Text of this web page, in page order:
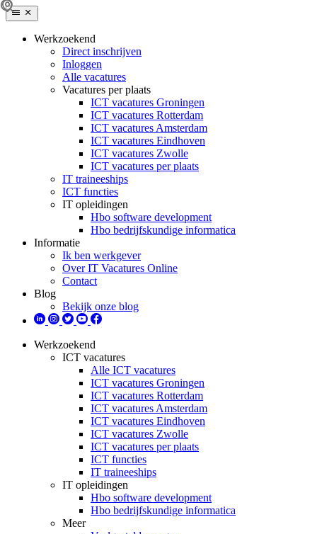
Werkzoekend
Direct inschrijven
Inloggen
Alle vacatures
Vacatures per plaats
ICT vacatures Groningen
ICT vacatures Rotterdam
ICT vacatures Amsterdam
ICT vacatures Eindhoven
ICT vacatures Zwolle
ICT vacatures per plaats
IT traineeships
ICT functies
IT opleidingen
Hbo software development
Hbo bedrijfskundige informatica
Informatie
Ik ben werkgever
Over IT Vacatures Online
Contact
Blog
Bekijk onze blog
Werkzoekend
ICT vacatures
Alle ICT vacatures
ICT vacatures Groningen
ICT vacatures Rotterdam
ICT vacatures Amsterdam
ICT vacatures Eindhoven
ICT vacatures Zwolle
ICT vacatures per plaats
ICT functies
IT traineeships
IT opleidingen
Hbo software development
Hbo bedrijfskundige informatica
Meer